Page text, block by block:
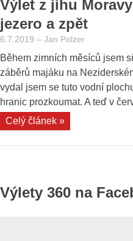
Výlet z jihu
jezero a zpět
6.7.2019 – Jan Polzer
Během zimních měsíců jsem
záběrů majáku na
vydal jsem se tuto vodní
hranic prozkoumat. A teď v
Celý článek »„Výlet
Neziderské
Výlety 360 na